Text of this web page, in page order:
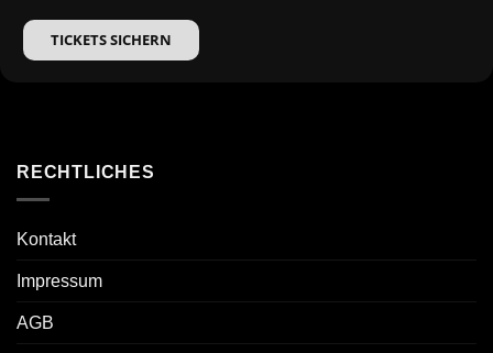
TICKETS SICHERN
RECHTLICHES
Kontakt
Impressum
AGB